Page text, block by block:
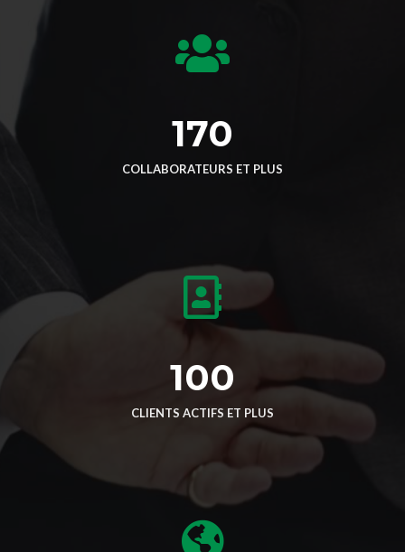
170
COLLABORATEURS ET PLUS
100
CLIENTS ACTIFS ET PLUS